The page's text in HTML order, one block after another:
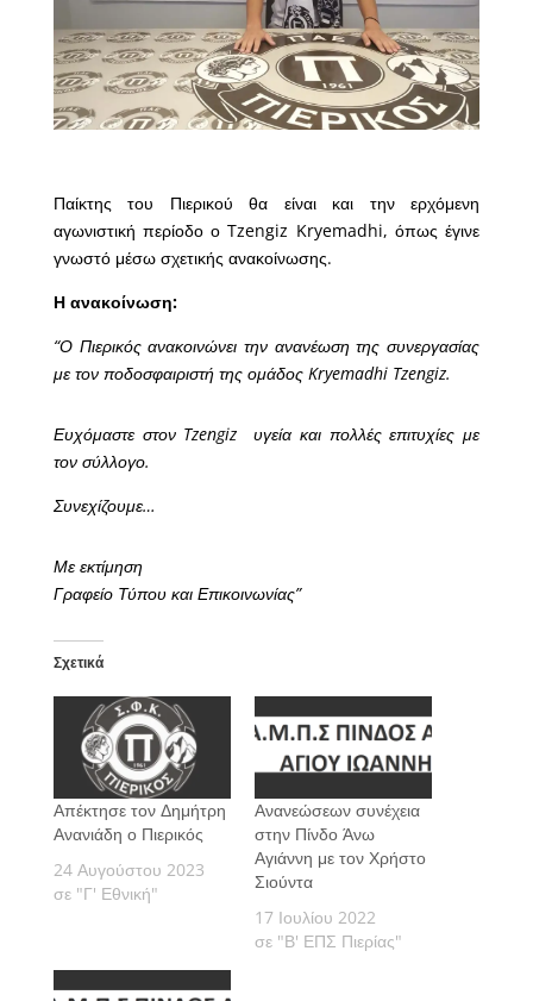
Παίκτης του Πιερικού θα είναι και την ερχόμενη
αγωνιστική περίοδο ο Tzengiz Kryemadhi, όπως έγινε
γνωστό μέσω σχετικής ανακοίνωσης.
Η ανακοίνωση:
“Ο Πιερικός ανακοινώνει την ανανέωση της συνεργασίας
με τον ποδοσφαιριστή της ομάδος Kryemadhi Tzengiz.
Ευχόμαστε στον Tzengiz υγεία και πολλές επιτυχίες με
τον σύλλογο.
Συνεχίζουμε…
Με εκτίμηση
Γραφείο Τύπου και Επικοινωνίας”
Σχετικά
Απέκτησε τον Δημήτρη
Ανανιάδη ο Πιερικός
24 Αυγούστου 2023
σε "Γ' Εθνική"
Ανανεώσεων συνέχεια
στην Πίνδο Άνω
Αγιάννη με τον Χρήστο
Σιούντα
17 Ιουλίου 2022
σε "Β' ΕΠΣ Πιερίας"